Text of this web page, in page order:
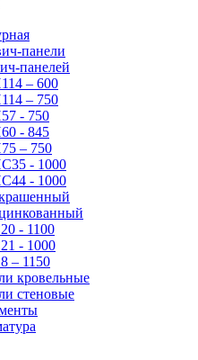
панели
панелей
– 600
– 750
- 750
- 845
– 750
- 1000
- 1000
- 1100
- 1000
– 1150
кровельные
стеновые